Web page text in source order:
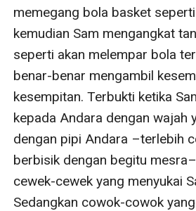
memegang bola basket
kemudian Sam mengangkat
seperti akan melempar bola
benar-benar mengambil
kesempitan. Terbukti ketika
kepada Andara dengan wajah
dengan pipi Andara –terlebih
berbisik dengan begitu
cewek-cewek yang menyukai
Sedangkan cowok-cowok